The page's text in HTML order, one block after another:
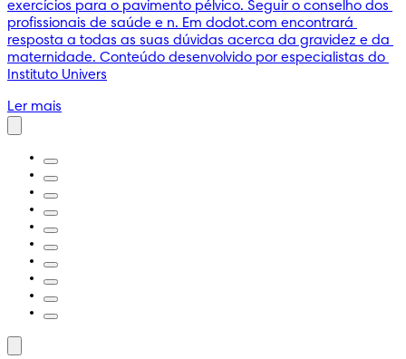
exercícios para o pavimento pélvico. Seguir o conselho dos
profissionais de saúde e n. Em dodot.com encontrará
resposta a todas as suas dúvidas acerca da gravidez e da
maternidade. Conteúdo desenvolvido por especialistas do
Instituto Univers
Ler mais